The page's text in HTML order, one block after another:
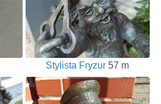
Stylista Fryzur 57 m